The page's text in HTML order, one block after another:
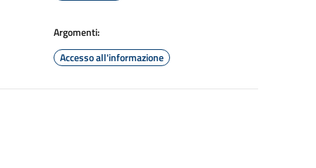
Argomenti:
Accesso all'informazione